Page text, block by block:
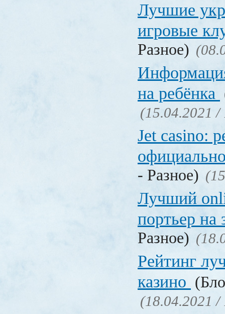
Лучшие
игровые
Разное)
на ребёнка
(15.04.2021 /
Jet casino:
- Разное)
Лучший
портьер на
Разное)
Рейтинг
казино
(18.04.2021 /